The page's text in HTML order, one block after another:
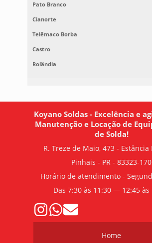
Pato Branco
Cianorte
Telêmaco Borba
Castro
Rolândia
Koyano Soldas - Excelência e
Manutenção e Locação de
de Solda!
R. Treze de Maio, 473 - Estância
Pinhais - PR - 83323-170
Horário de atendimento -
Das 7:30 às 11:30 — 12:45 às
Home